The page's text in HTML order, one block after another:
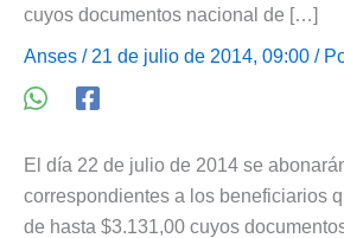
cuyos documentos nacional de […]
Anses / 21 de julio de 2014, 09:00 /
El día 22 de julio de 2014 se
correspondientes a los beneficiarios
de hasta $3.131,00 cuyos